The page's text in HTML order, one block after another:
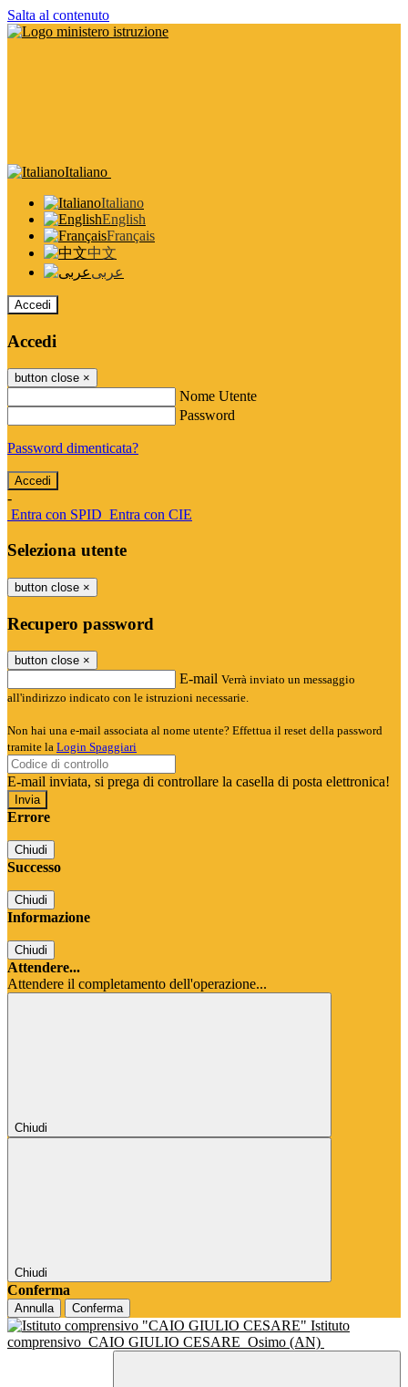
Salta al contenuto
Italiano
Italiano
English
Français
中文
عربى
Accedi
Accedi
button close ×
Nome Utente
Password
Password dimenticata?
-
Entra con SPID Entra con CIE
Seleziona utente
button close ×
Recupero password
button close ×
E-mail Verrà inviato un messaggio
all'indirizzo indicato con le istruzioni necessarie.
Non hai una e-mail associata al nome utente? Effettua il reset della password
tramite la Login Spaggiari
E-mail inviata, si prega di controllare la casella di posta elettronica!
Errore
Chiudi
Successo
Chiudi
Informazione
Chiudi
Attendere...
Attendere il completamento dell'operazione...
Chiudi
Chiudi
Conferma
Annulla Conferma
Istituto
comprensivo CAIO GIULIO CESARE Osimo (AN)